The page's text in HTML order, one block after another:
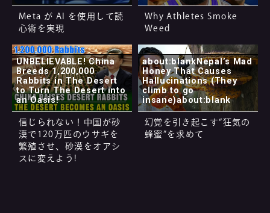
Meta が AI を使用して読
心術を実現
Why Athletes Smoke
Weed
UNBELIEVABLE! China
Breeds 1,200,000
Rabbits in The Desert
to Turn The Desert into
an Oasis!
信じられない！中国が砂
漠で120万匹のウサギを
繁殖させ、砂漠をオアシ
スに変えよう!
about:blankNepal’s Mad
Honey That Causes
Hallucinations (They
climb to go
insane)about:blank
幻覚を引き起こす“狂気の
蜂蜜”を求めて